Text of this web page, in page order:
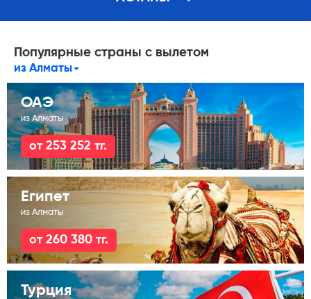
Популярные страны с вылетом
из Алматы
ОАЭ
из Алматы
от 253 252 тг.
Египет
из Алматы
от 260 380 тг.
Турция